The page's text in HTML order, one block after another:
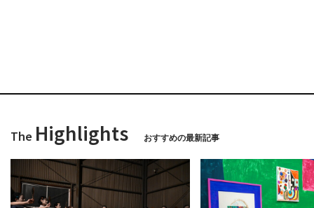
The Highlights おすすめの最新記事